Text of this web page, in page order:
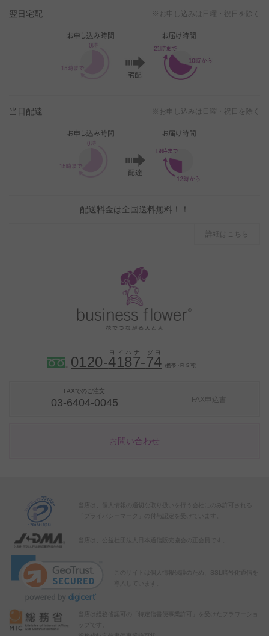
翌日宅配 ※お申し込みは日曜・祝日を除く
当日配達 ※お申し込みは日曜・祝日を除く
配送料金は全国送料無料！！
詳細はこちら
0120-4187-74 （携帯・PHS 可）
FAXでのご注文
03-6404-0045 FAX申込書
お問い合わせ
当店は、個人情報の適切な取り扱いを行う会社にのみ許可される
「プライバシーマーク」の付与認定を受けています。
当店は、公益社団法人日本通信販売協会の正会員です。
このサイトは個人情報保護のため、SSL暗号化通信を
導入しています。
当店は総務省認可の「特定信書便事業許可」を受けたフラワーショ